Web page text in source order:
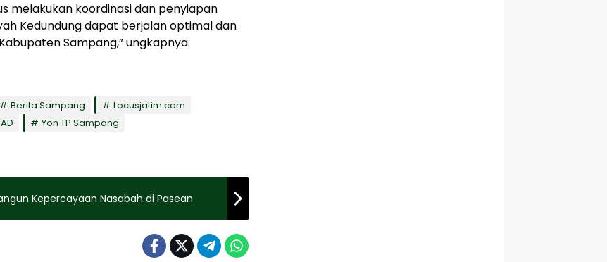
melakukan koordinasi dan penyiapan
Kedundung dapat berjalan optimal dan
Sampang,” ungkapnya.
Berita Sampang
Locusjatim.com
Yon TP Sampang
Kepercayaan Nasabah di Pasean